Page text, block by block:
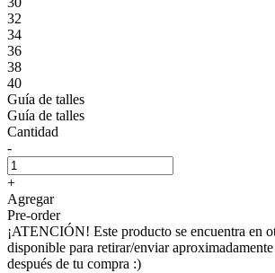
32
34
36
38
40
Guía de talles
Guía de talles
Cantidad
-
+
Agregar
Pre-order
¡ATENCIÓN! Este producto se encuentra en
disponible para retirar/enviar
después de tu compra :)